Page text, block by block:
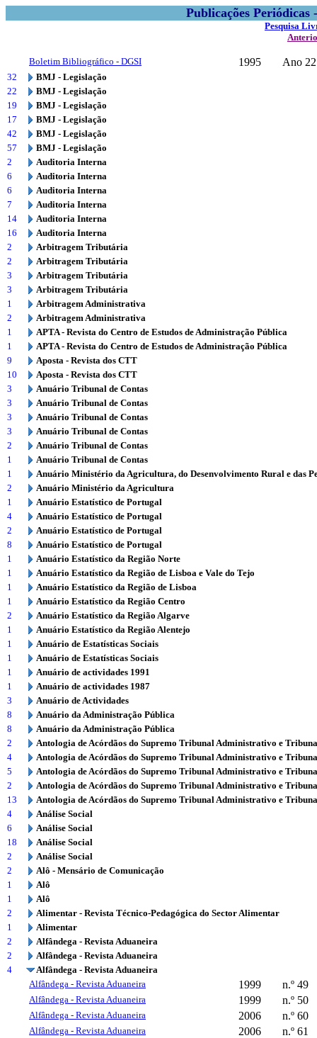
Publicações
Pesquisa
Boletim Bibliográfico - DGSI 1995 Ano
32
BMJ - Legislação
22
BMJ - Legislação
19
BMJ - Legislação
17
BMJ - Legislação
42
BMJ - Legislação
57
BMJ - Legislação
2
Auditoria Interna
6
Auditoria Interna
6
Auditoria Interna
7
Auditoria Interna
14
Auditoria Interna
16
Auditoria Interna
2
Arbitragem Tributária
2
Arbitragem Tributária
3
Arbitragem Tributária
3
Arbitragem Tributária
1
Arbitragem Administrativa
2
Arbitragem Administrativa
1
APTA - Revista do Centro de Estudos de Administração Pública
1
APTA - Revista do Centro de Estudos de Administração Pública
9
Aposta - Revista dos CTT
10
Aposta - Revista dos CTT
3
Anuário Tribunal de Contas
3
Anuário Tribunal de Contas
3
Anuário Tribunal de Contas
3
Anuário Tribunal de Contas
2
Anuário Tribunal de Contas
1
Anuário Tribunal de Contas
1
Anuário Ministério da Agricultura, do Desenvolvimento Rural e das
2
Anuário Ministério da Agricultura
1
Anuário Estatístico de Portugal
4
Anuário Estatístico de Portugal
2
Anuário Estatístico de Portugal
8
Anuário Estatístico de Portugal
1
Anuário Estatístico da Região Norte
1
Anuário Estatístico da Região de Lisboa e Vale do Tejo
1
Anuário Estatístico da Região de Lisboa
1
Anuário Estatístico da Região Centro
2
Anuário Estatístico da Região Algarve
1
Anuário Estatístico da Região Alentejo
1
Anuário de Estatísticas Sociais
1
Anuário de Estatísticas Sociais
1
Anuário de actividades 1991
1
Anuário de actividades 1987
3
Anuário de Actividades
8
Anuário da Administração Pública
8
Anuário da Administração Pública
2
Antologia de Acórdãos do Supremo Tribunal Administrativo e
4
Antologia de Acórdãos do Supremo Tribunal Administrativo e
5
Antologia de Acórdãos do Supremo Tribunal Administrativo e
2
Antologia de Acórdãos do Supremo Tribunal Administrativo e
13
Antologia de Acórdãos do Supremo Tribunal Administrativo e
4
Análise Social
6
Análise Social
18
Análise Social
2
Análise Social
2
Alô - Mensário de Comunicação
1
Alô
1
Alô
2
Alimentar - Revista Técnico-Pedagógica do Sector Alimentar
1
Alimentar
2
Alfândega - Revista Aduaneira
2
Alfândega - Revista Aduaneira
4
Alfândega - Revista Aduaneira
Alfândega - Revista Aduaneira
1999 n.º 49
Alfândega - Revista Aduaneira 1999 n.º 50
Alfândega - Revista Aduaneira 2006 n.º 60
Alfândega - Revista Aduaneira 2006 n.º 61